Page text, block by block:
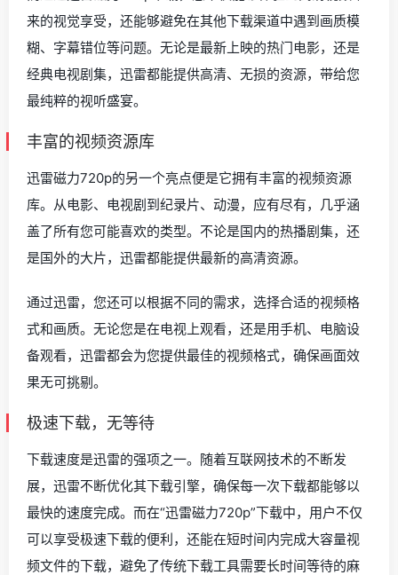
来的视觉享受，还能够避免在其他下载渠道中遇到画质模
糊、字幕错位等问题。无论是最新上映的热门电影，还是
经典电视剧集，迅雷都能提供高清、无损的资源，带给您
最纯粹的视听盛宴。
丰富的视频资源库
迅雷磁力720p的另一个亮点便是它拥有丰富的视频资源
库。从电影、电视剧到纪录片、动漫，应有尽有，几乎涵
盖了所有您可能喜欢的类型。不论是国内的热播剧集，还
是国外的大片，迅雷都能提供最新的高清资源。
通过迅雷，您还可以根据不同的需求，选择合适的视频格
式和画质。无论您是在电视上观看，还是用手机、电脑设
备观看，迅雷都会为您提供最佳的视频格式，确保画面效
果无可挑剔。
极速下载，无等待
下载速度是迅雷的强项之一。随着互联网技术的不断发
展，迅雷不断优化其下载引擎，确保每一次下载都能够以
最快的速度完成。而在“迅雷磁力720p”下载中，用户不仅
可以享受极速下载的便利，还能在短时间内完成大容量视
频文件的下载，避免了传统下载工具需要长时间等待的麻